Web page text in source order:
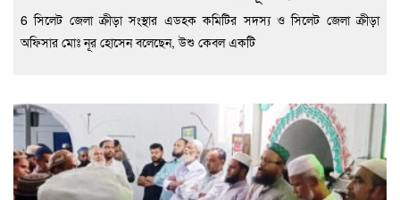
6 সিলেট জেলা ক্রীড়া সংস্থার এডহক কমিটির সদস্য ও সিলেট জেলা ক্রীড়া
অফিসার মোঃ নূর হোসেন বলেছেন, উশু কেবল একটি